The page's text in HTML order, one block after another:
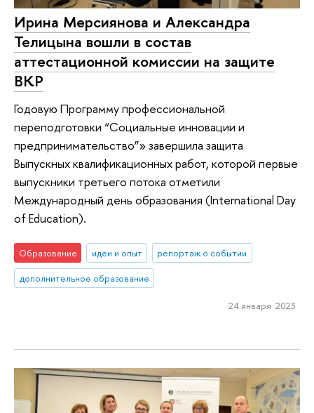
Ирина Мерсиянова и Александра
Телицына вошли в состав
аттестационной комиссии на защите
ВКР
Годовую Программу профессиональной
переподготовки “Социальные инновации и
предпринимательство”» завершила защита
Выпускных квалификационных работ, которой первые
выпускники третьего потока отметили
Международный день образования (International Day
of Education).
Образование идеи и опыт
репортаж о событии
дополнительное образование
24 января 2023